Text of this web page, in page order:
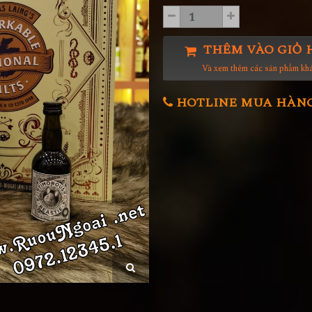
THÊM VÀO GIỎ
Và xem thêm các sản phẩm
HOTLINE MUA HÀNG